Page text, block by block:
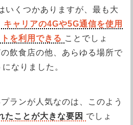
いくつかありますが、最も大
キャリアの4Gや5G通信を使用
を利用できる ことでしょ
飲食店の他、あらゆる場所で
なりました。
ランが人気なのは、このよう
たことが大きな要因 でしょ